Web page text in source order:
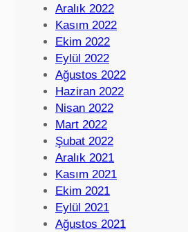
Aralık 2022
Kasım 2022
Ekim 2022
Eylül 2022
Ağustos 2022
Haziran 2022
Nisan 2022
Mart 2022
Şubat 2022
Aralık 2021
Kasım 2021
Ekim 2021
Eylül 2021
Ağustos 2021